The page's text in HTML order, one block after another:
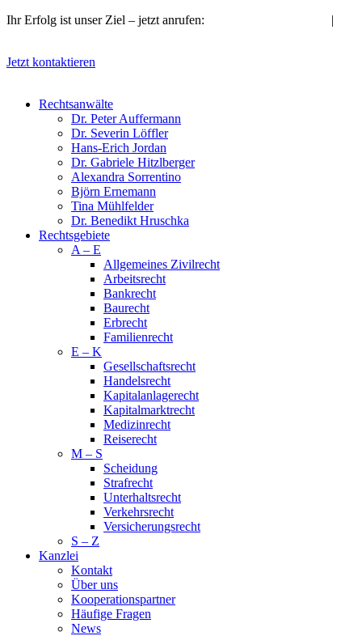
Zum
Ihr Erfolg ist unser Ziel – jetzt anrufen:
|
Jetzt kontaktieren
Rechtsanwälte
Dr. Peter Auffermann
Dr. Severin Löffler
Hans-Erich Jordan
Dr. Gabriele Hitzlberger
Alexandra Sorrentino
Björn Ernemann
Tina Mühlfelder
Dr. Benedikt Hruschka
Rechtsgebiete
A – E
Allge­meines Zivil­recht
Arbeits­recht
Bankrecht
Bau­recht
Erb­recht
Familien­recht
E – K
Gesellschaftsrecht
Handelsrecht
Kapitalanlagerecht
Kapitalmarktrecht
Medi­zin­recht
Reise­recht
M – S
Schei­dung
Straf­recht
Unter­halts­recht
Ver­kehrs­recht
Versi­cher­ungs­recht
S – Z
Kanzlei
Kontakt
Über uns
Kooperationspartner
Häufige Fragen
News